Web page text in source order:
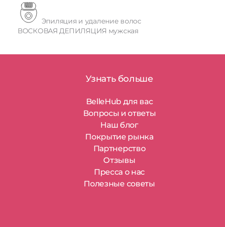
Эпиляция и удаление волос
ВОСКОВАЯ ДЕПИЛЯЦИЯ мужская
Узнать больше
BelleHub для вас
Вопросы и ответы
Наш блог
Покрытие рынка
Партнерство
Отзывы
Пресса о нас
Полезные советы